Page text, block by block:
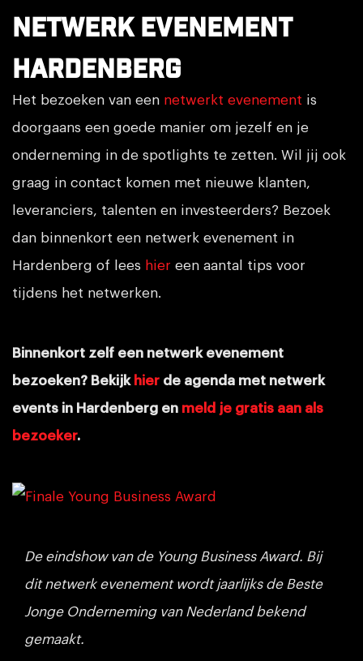
Netwerk evenement
Hardenberg
Het bezoeken van een netwerkt evenement is
doorgaans een goede manier om jezelf en je
onderneming in de spotlights te zetten. Wil jij ook
graag in contact komen met nieuwe klanten,
leveranciers, talenten en investeerders? Bezoek
dan binnenkort een netwerk evenement in
Hardenberg of lees hier een aantal tips voor
tijdens het netwerken.
Binnenkort zelf een netwerk evenement
bezoeken? Bekijk hier de agenda met netwerk
events in Hardenberg en meld je gratis aan als
bezoeker.
De eindshow van de Young Business Award. Bij
dit netwerk evenement wordt jaarlijks de Beste
Jonge Onderneming van Nederland bekend
gemaakt.